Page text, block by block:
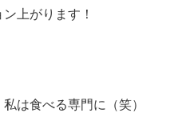
上がります！
は食べる専門に（笑）